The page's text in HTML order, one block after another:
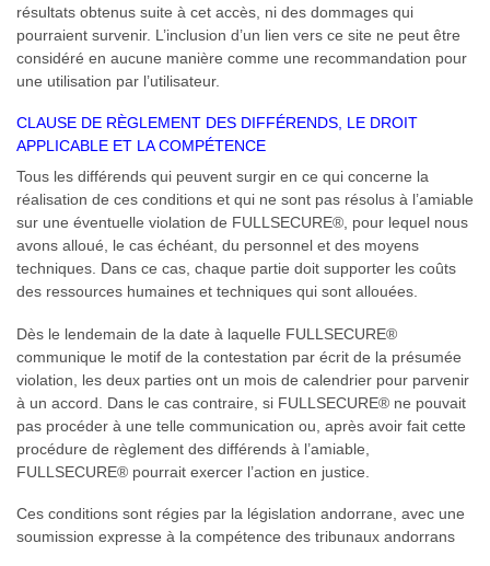
résultats obtenus suite à cet accès, ni des dommages qui
pourraient survenir. L’inclusion d’un lien vers ce site ne peut être
considéré en aucune manière comme une recommandation pour
une utilisation par l’utilisateur.
CLAUSE DE RÈGLEMENT DES DIFFÉRENDS, LE DROIT
APPLICABLE ET LA COMPÉTENCE
Tous les différends qui peuvent surgir en ce qui concerne la
réalisation de ces conditions et qui ne sont pas résolus à l’amiable
sur une éventuelle violation de FULLSECURE®, pour lequel nous
avons alloué, le cas échéant, du personnel et des moyens
techniques. Dans ce cas, chaque partie doit supporter les coûts
des ressources humaines et techniques qui sont allouées.
Dès le lendemain de la date à laquelle FULLSECURE®
communique le motif de la contestation par écrit de la présumée
violation, les deux parties ont un mois de calendrier pour parvenir
à un accord. Dans le cas contraire, si FULLSECURE® ne pouvait
pas procéder à une telle communication ou, après avoir fait cette
procédure de règlement des différends à l’amiable,
FULLSECURE® pourrait exercer l’action en justice.
Ces conditions sont régies par la législation andorrane, avec une
soumission expresse à la compétence des tribunaux andorrans